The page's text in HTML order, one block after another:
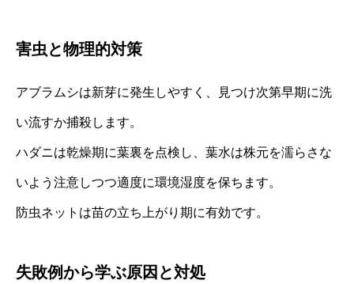
害虫と物理的対策
アブラムシは新芽に発生しやすく、見つけ次第早期に洗
い流すか捕殺します。
ハダニは乾燥期に葉裏を点検し、葉水は株元を濡らさな
いよう注意しつつ適度に環境湿度を保ちます。
防虫ネットは苗の立ち上がり期に有効です。
失敗例から学ぶ原因と対処